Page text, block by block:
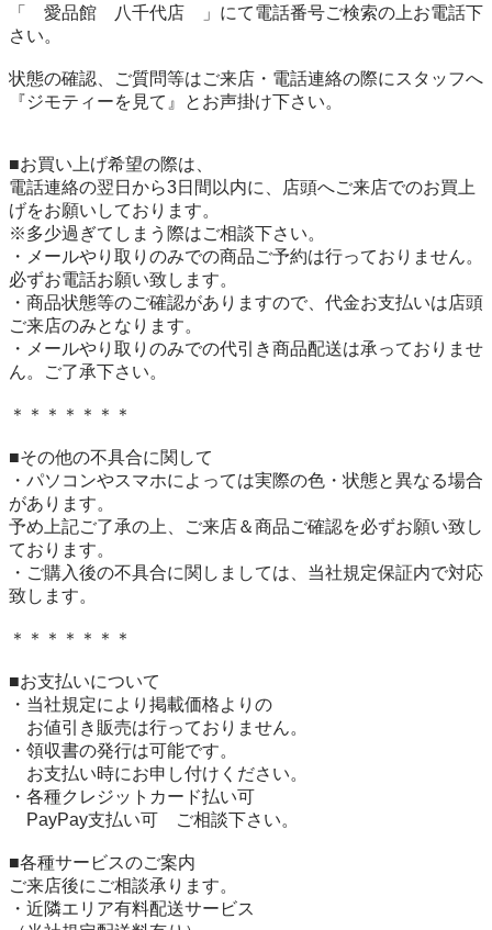
「　愛品館　八千代店　」にて電話番号ご検索の上お電話下
さい。
状態の確認、ご質問等はご来店・電話連絡の際にスタッフへ
『ジモティーを見て』とお声掛け下さい。
■お買い上げ希望の際は、
電話連絡の翌日から3日間以内に、店頭へご来店でのお買上
げをお願いしております。
※多少過ぎてしまう際はご相談下さい。
・メールやり取りのみでの商品ご予約は行っておりません。
必ずお電話お願い致します。
・商品状態等のご確認がありますので、代金お支払いは店頭
ご来店のみとなります。
・メールやり取りのみでの代引き商品配送は承っておりませ
ん。ご了承下さい。
＊＊＊＊＊＊＊
■その他の不具合に関して
・パソコンやスマホによっては実際の色・状態と異なる場合
があります。
予め上記ご了承の上、ご来店＆商品ご確認を必ずお願い致し
ております。
・ご購入後の不具合に関しましては、当社規定保証内で対応
致します。
＊＊＊＊＊＊＊
■お支払いについて
・当社規定により掲載価格よりの
お値引き販売は行っておりません。
・領収書の発行は可能です。
お支払い時にお申し付けください。
・各種クレジットカード払い可
PayPay支払い可　ご相談下さい。
■各種サービスのご案内
ご来店後にご相談承ります。
・近隣エリア有料配送サービス